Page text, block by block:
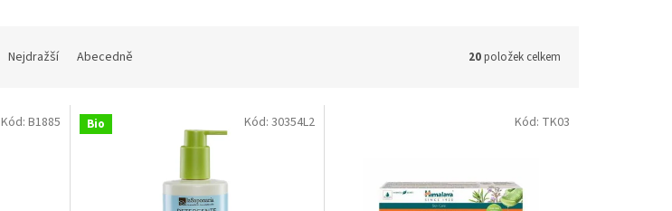
Nejdražší Abecedně 20položek celkem
Kód: B1885 Bio Kód: 30354L2 Kód: TK03